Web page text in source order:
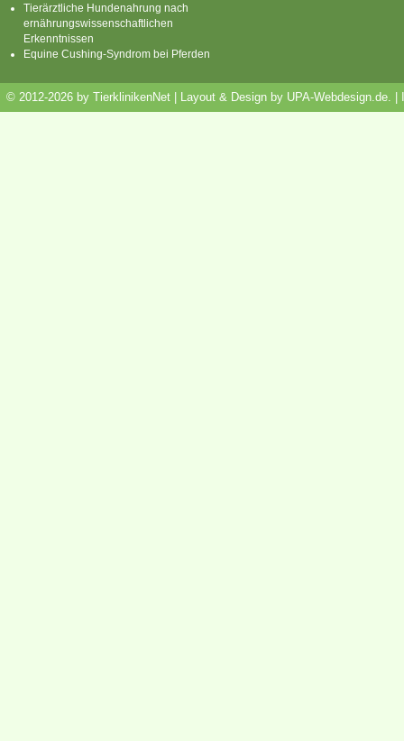
Tierärztliche Hundenahrung nach
ernährungswissenschaftlichen
Erkenntnissen
Equine Cushing-Syndrom bei Pferden
© 2012-2026 by TierklinikenNet | Layout & Design by UPA-Webdesign.de.